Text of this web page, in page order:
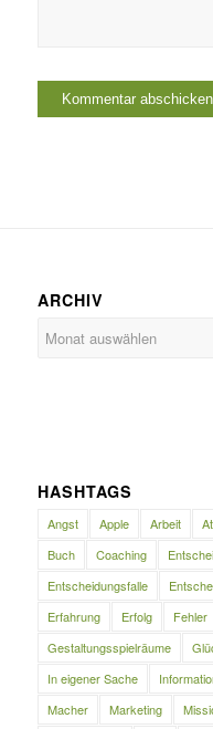
ARCHIV
HASHTAGS
Angst Apple Arbeit
Buch
Coaching
Entscheidungsfalle
Erfahrung
Erfolg Fehler
Gestaltungsspielräume
In eigener Sache
Macher
Marketing